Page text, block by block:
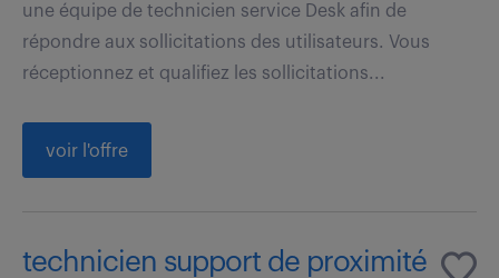
une équipe de technicien service Desk afin de
répondre aux sollicitations des utilisateurs. Vous
réceptionnez et qualifiez les sollicitations...
voir l'offre
technicien support de proximité